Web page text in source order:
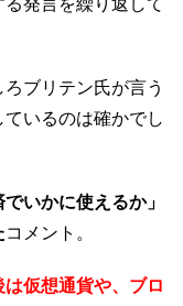
ブリテン氏が言う
いるのは確かでし
いかに使えるか」
コメント。
は仮想通貨や、ブロ